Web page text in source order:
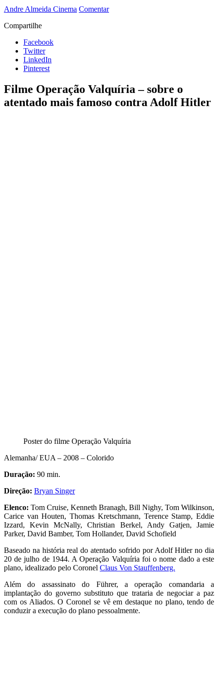
Andre Almeida Cinema Comentar
Compartilhe
Facebook
Twitter
LinkedIn
Pinterest
Filme Operação Valquíria – sobre o
atentado mais famoso contra Adolf Hitler
Poster do filme Operação Valquíria
Alemanha/ EUA – 2008 – Colorido
Duração: 90 min.
Direção: Bryan Singer
Elenco: Tom Cruise, Kenneth Branagh, Bill Nighy, Tom Wilkinson,
Carice van Houten, Thomas Kretschmann, Terence Stamp, Eddie
Izzard, Kevin McNally, Christian Berkel, Andy Gatjen, Jamie
Parker, David Bamber, Tom Hollander, David Schofield
Baseado na história real do atentado sofrido por Adolf Hitler no dia
20 de julho de 1944. A Operação Valquíria foi o nome dado a este
plano, idealizado pelo Coronel Claus Von Stauffenberg.
Além do assassinato do Führer, a operação comandaria a
implantação do governo substituto que trataria de negociar a paz
com os Aliados. O Coronel se vê em destaque no plano, tendo de
conduzir a execução do plano pessoalmente.